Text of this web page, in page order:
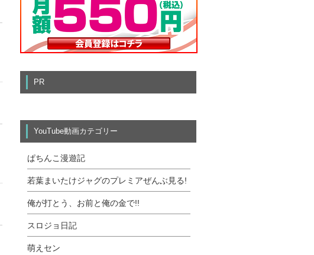
PR
YouTube動画カテゴリー
ぱちんこ漫遊記
若葉まいたけジャグのプレミアぜんぶ見る!
俺が打とう、お前と俺の金で!!
スロジョ日記
萌えセン